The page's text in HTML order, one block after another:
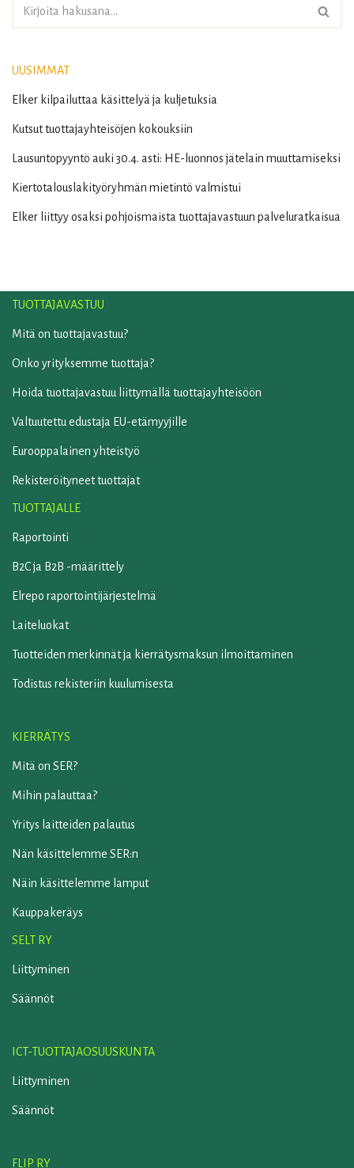
UUSIMMAT
Elker kilpailuttaa käsittelyä ja kuljetuksia
Kutsut tuottajayhteisöjen kokouksiin
Lausuntopyyntö auki 30.4. asti: HE-luonnos jätelain muuttamiseksi
Kiertotalouslakityöryhmän mietintö valmistui
Elker liittyy osaksi pohjoismaista tuottajavastuun palveluratkaisua
TUOTTAJAVASTUU
Mitä on tuottajavastuu?
Onko yrityksemme tuottaja?
Hoida tuottajavastuu liittymällä tuottajayhteisöön
Valtuutettu edustaja EU-etämyyjille
Eurooppalainen yhteistyö
Rekisteröityneet tuottajat
TUOTTAJALLE
Raportointi
B2C ja B2B -määrittely
Elrepo raportointijärjestelmä
Laiteluokat
Tuotteiden merkinnät ja kierrätysmaksun ilmoittaminen
Todistus rekisteriin kuulumisesta
KIERRÄTYS
Mitä on SER?
Mihin palauttaa?
Yritys laitteiden palautus
Nän käsittelemme SER:n
Näin käsittelemme lamput
Kauppakeräys
SELT RY
Liittyminen
Säännöt
ICT-TUOTTAJAOSUUSKUNTA
Liittyminen
Säännöt
FLIP RY